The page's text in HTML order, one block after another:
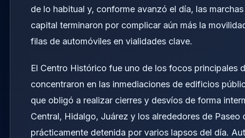
de lo habitual y, conforme avanzó el día, las
capital terminaron por complicar aún más la
filas de automóviles en vialidades clave.
El Centro Histórico fue uno de los focos principales
concentraron en las inmediaciones de edificios
que obligó a realizar cierres y desvíos de forma
Central, Hidalgo, Juárez y los alrededores de Paseo
prácticamente detenida por varios lapsos del día.